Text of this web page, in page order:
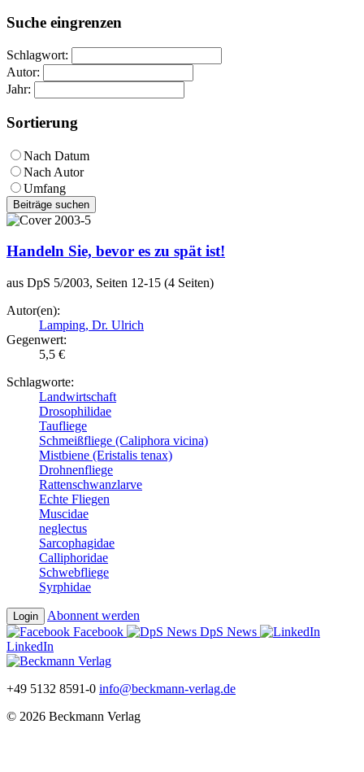
Suche eingrenzen
Schlagwort:
Autor:
Jahr:
Sortierung
Nach Datum
Nach Autor
Umfang
Beiträge suchen
Handeln Sie, bevor es zu spät ist!
aus DpS 5/2003, Seiten 12-15 (4 Seiten)
Autor(en):
Lamping, Dr. Ulrich
Gegenwert:
5,5 €
Schlagworte:
Landwirtschaft
Drosophilidae
Taufliege
Schmeißfliege (Caliphora vicina)
Mistbiene (Eristalis tenax)
Drohnenfliege
Rattenschwanzlarve
Echte Fliegen
Muscidae
neglectus
Sarcophagidae
Calliphoridae
Schwebfliege
Syrphidae
Login
Abonnent werden
Facebook
DpS News
LinkedIn
+49 5132 8591-0 info@beckmann-verlag.de
© 2026 Beckmann Verlag